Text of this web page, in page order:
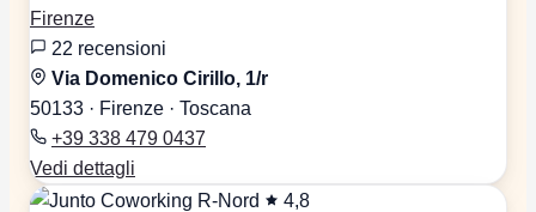
Firenze
22 recensioni
Via Domenico Cirillo, 1/r
50133 · Firenze · Toscana
+39 338 479 0437
Vedi dettagli
4,8